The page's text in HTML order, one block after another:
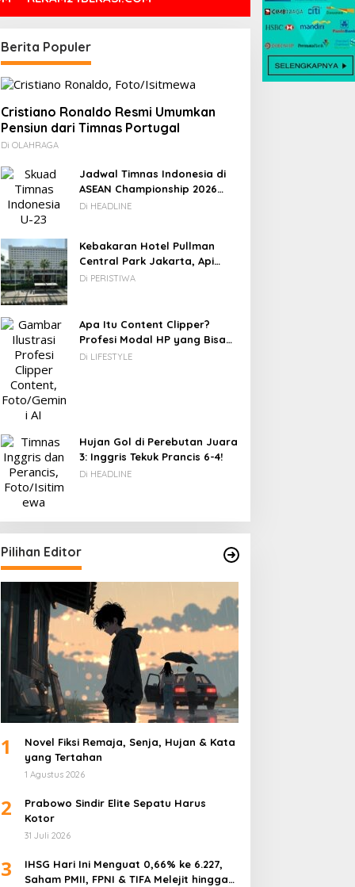
Beralih ke Edge
demi GenAI
2027
Hujan & Kata yang
Tertahan
Berita Populer
Cristiano Ronaldo Resmi Umumkan
Pensiun dari Timnas Portugal
Di OLAHRAGA
Jadwal Timnas Indonesia di
ASEAN Championship 2026
Lengkap, Lawan Kamboja
Di HEADLINE
Kebakaran Hotel Pullman
Central Park Jakarta, Api
Berawal dari Gedung Parkir
Di PERISTIWA
Apa Itu Content Clipper?
Profesi Modal HP yang Bisa
Menghasilkan Puluhan Juta
Di LIFESTYLE
Hujan Gol di Perebutan Juara
3: Inggris Tekuk Prancis 6-4!
Di HEADLINE
Pilihan Editor
1
Novel Fiksi Remaja, Senja, Hujan & Kata
yang Tertahan
1 Agustus 2026
2
Prabowo Sindir Elite Sepatu Harus
Kotor
31 Juli 2026
3
IHSG Hari Ini Menguat 0,66% ke 6.227,
Saham PMII, FPNI & TIFA Melejit hingga